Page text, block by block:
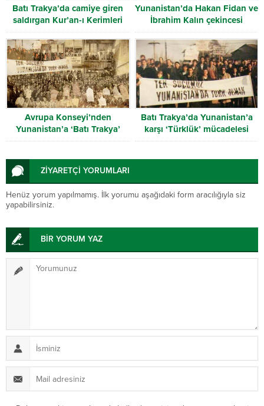
Batı Trakya’da camiye giren
saldırgan Kur’an-ı Kerimleri
yırttı
Yunanistan’da Hakan Fidan ve
İbrahim Kalın çekincesi
Avrupa Konseyi’nden
Yunanistan’a ‘Batı Trakya’
uyarısı
Batı Trakya’da Yunanistan’a
karşı ‘Türklük’ mücadelesi
ZİYARETÇİ YORUMLARI
Henüz yorum yapılmamış. İlk yorumu aşağıdaki form aracılığıyla siz
yapabilirsiniz.
BİR YORUM YAZ